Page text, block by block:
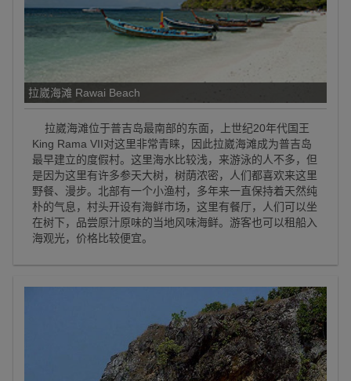
拉崴海滩 Rawai Beach
拉崴海滩位于普吉岛最南部的东面，上世纪20年代国王
King Rama VII对这里非常青睐，因此拉崴海滩成为普吉岛
最早建立的度假村。这里海水比较浅，来游泳的人不多，但
是因为这里有许多参天大树，树荫浓密，人们都喜欢来这里
野餐、漫步。北部有一个小渔村，多年来一直保持着天然纯
朴的气息，村头开设有海鲜市场，这里有餐厅，人们可以坐
在树下，品尝原汁原味的当地风味海鲜。游客也可以租船入
海观光，价格比较便宜。